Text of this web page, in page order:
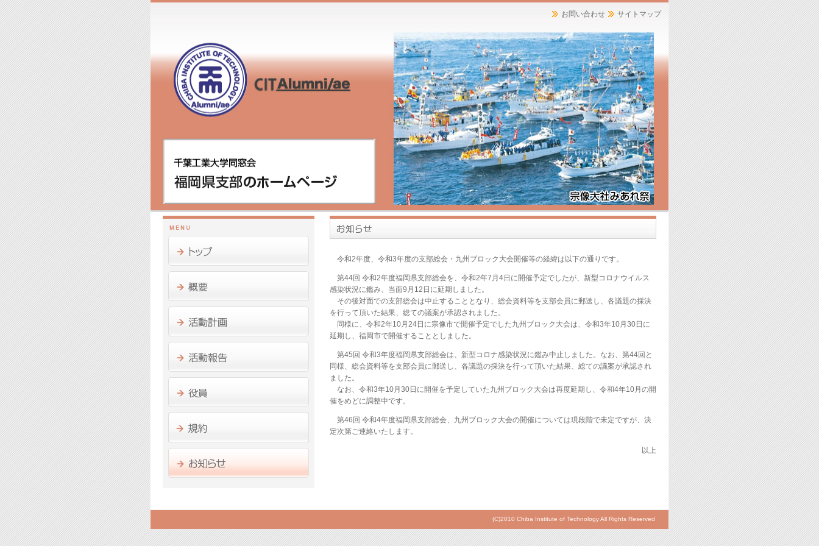
お問い合わせ サイトマップ
令和2年度、令和3年度の支部総会・九州ブロック大会開催等の経緯は以下の通りです。
第44回 令和2年度福岡県支部総会を、令和2年7月4日に開催予定でしたが、新型コロナウイルス
感染状況に鑑み、当面9月12日に延期しました。
その後対面での支部総会は中止することとなり、総会資料等を支部会員に郵送し、各議題の採決
を行って頂いた結果、総ての議案が承認されました。
同様に、令和2年10月24日に宗像市で開催予定でした九州ブロック大会は、令和3年10月30日に
延期し、福岡市で開催することとしました。
第45回 令和3年度福岡県支部総会は、新型コロナ感染状況に鑑み中止しました。なお、第44回と
同様、総会資料等を支部会員に郵送し、各議題の採決を行って頂いた結果、総ての議案が承認され
ました。
なお、令和3年10月30日に開催を予定していた九州ブロック大会は再度延期し、令和4年10月の開
催をめどに調整中です。
第46回 令和4年度福岡県支部総会、九州ブロック大会の開催については現段階で未定ですが、決
定次第ご連絡いたします。
以上
(C)2010 Chiba Institute of Technology All Rights Reserved